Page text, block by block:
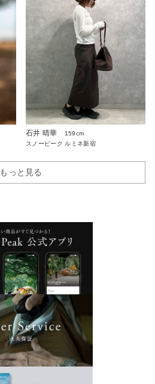
石井 晴華
159cm
スノーピーク ルミネ新宿
もっと見る